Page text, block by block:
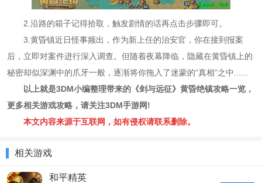
2.沿路的箱子记得拾取，触发剧情的话再点击步骤即可。
3.黄昏镇近日怪事频出，作为新上任的治安官，你在接到报案
后，立即对案件进行深入调查。但随着夜幕降临，隐藏在黄昏镇上的
秘密却似深渊中的爪牙一般，逐渐将你拖入了迷蒙的“真相”之中......
以上就是3DM小编整理带来的《剑与远征》黄昏绝镇攻略一览，
更多相关游戏攻略，请关注3DM手游网!
本文内容来源于互联网，如有侵权请联系删除。
相关游戏
和平精英